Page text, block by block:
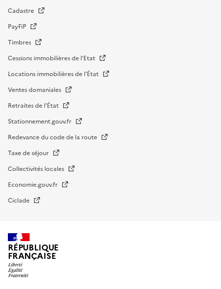
Cadastre
PayFiP
Timbres
Cessions immobilières de l'Etat
Locations immobilières de l’État
Ventes domaniales
Retraites de l'État
Stationnement.gouv.fr
Redevance du code de la route
Taxe de séjour
Collectivités locales
Economie.gouv.fr
Ciclade
RÉPUBLIQUE
FRANÇAISE